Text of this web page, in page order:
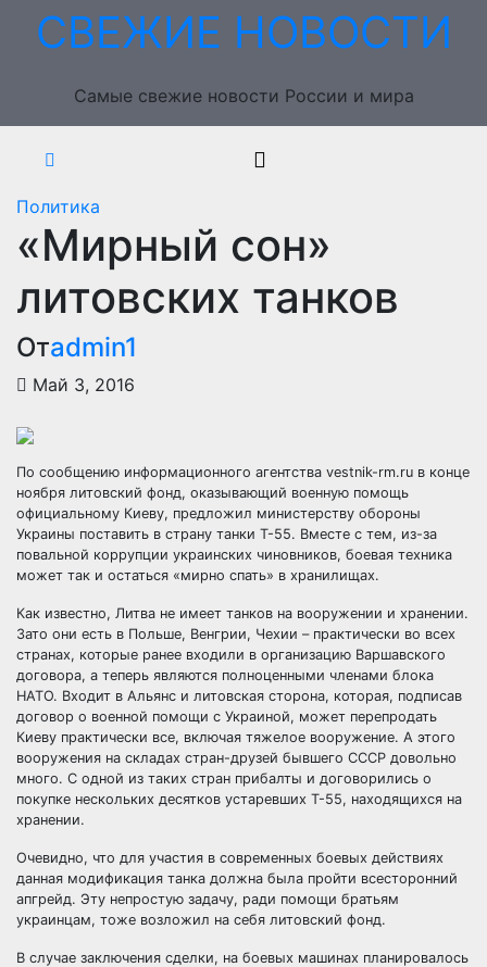
ПерейтиСВЕЖИЕ НОВОСТИ
Самые свежие новости России и мира
Политика
«Мирный сон»
литовских танков
Отadmin1
Май 3, 2016
По сообщению информационного агентства vestnik-rm.ru в конце
ноября литовский фонд, оказывающий военную помощь
официальному Киеву, предложил министерству обороны
Украины поставить в страну танки Т-55. Вместе с тем, из-за
повальной коррупции украинских чиновников, боевая техника
может так и остаться «мирно спать» в хранилищах.
Как известно, Литва не имеет танков на вооружении и хранении.
Зато они есть в Польше, Венгрии, Чехии – практически во всех
странах, которые ранее входили в организацию Варшавского
договора, а теперь являются полноценными членами блока
НАТО. Входит в Альянс и литовская сторона, которая, подписав
договор о военной помощи с Украиной, может перепродать
Киеву практически все, включая тяжелое вооружение. А этого
вооружения на складах стран-друзей бывшего СССР довольно
много. С одной из таких стран прибалты и договорились о
покупке нескольких десятков устаревших Т-55, находящихся на
хранении.
Очевидно, что для участия в современных боевых действиях
данная модификация танка должна была пройти всесторонний
апгрейд. Эту непростую задачу, ради помощи братьям
украинцам, тоже возложил на себя литовский фонд.
В случае заключения сделки, на боевых машинах планировалось